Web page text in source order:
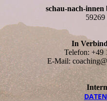
schau-nach-
In
Telefon: +49
E-Mail: